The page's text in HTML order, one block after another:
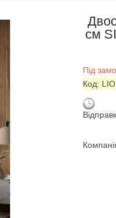
см
Під
Код: